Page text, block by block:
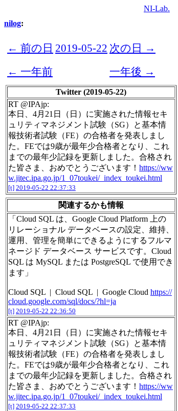
NI-Lab.
nilog:
← 前の日 2019-05-22 次の日 →
← 一年前
一年後 →
Twitter (2019-05-22)
RT @IPAjp:
本日、4月21日（日）に実施された情報セキ
ュリティマネジメント試験（SG）と基本情
報技術者試験（FE）の合格者を発表しまし
た。FEでは9歳が最年少合格者となり、これ
までの最年少記録を更新しました。合格され
た皆さま、おめでとうございます！ https://ww
w.jitec.ipa.go.jp/1_07toukei/_index_toukei.html
[t] 2019-05-22 22:37:33
関連するかも情報
「Cloud SQL は、Google Cloud Platform 上の
リレーショナル データベースの設定、維持、
運用、管理を簡単にできるようにするフルマ
ネージド データベース サービスです。Cloud
SQL は MySQL または PostgreSQL で使用でき
ます」
Cloud SQL | Cloud SQL | Google Cloud https://
cloud.google.com/sql/docs/?hl=ja
[t] 2019-05-22 22:36:50
RT @IPAjp:
本日、4月21日（日）に実施された情報セキ
ュリティマネジメント試験（SG）と基本情
報技術者試験（FE）の合格者を発表しまし
た。FEでは9歳が最年少合格者となり、これ
までの最年少記録を更新しました。合格され
た皆さま、おめでとうございます！ https://ww
w.jitec.ipa.go.jp/1_07toukei/_index_toukei.html
[t] 2019-05-22 22:37:33